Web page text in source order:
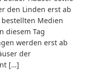
den Linden erst ab
Medien
diesem Tag
werden erst ab
der
[…]